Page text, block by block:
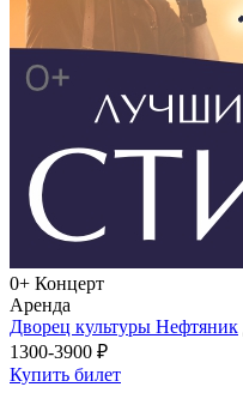
0+ Концерт
Аренда
Дворец культуры Нефтяник
1300-3900 ₽
Купить билет